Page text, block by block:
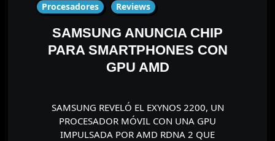
Procesadores Reviews
SAMSUNG ANUNCIA CHIP
PARA SMARTPHONES CON
GPU AMD
SAMSUNG REVELÓ EL EXYNOS 2200, UN
PROCESADOR MÓVIL CON UNA GPU
IMPULSADA POR AMD RDNA 2 QUE